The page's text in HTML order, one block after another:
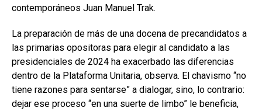
contemporáneos Juan Manuel Trak.
La preparación de más de una docena de precandidatos a
las primarias opositoras para elegir al candidato a las
presidenciales de 2024 ha exacerbado las diferencias
dentro de la Plataforma Unitaria, observa. El chavismo “no
tiene razones para sentarse” a dialogar, sino, lo contrario:
dejar ese proceso “en una suerte de limbo” le beneficia,